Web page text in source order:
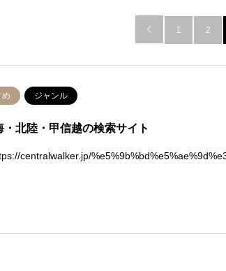
 1 2
め ジャンル
北陸・甲信越の検索サイト
centralwalker.jp/